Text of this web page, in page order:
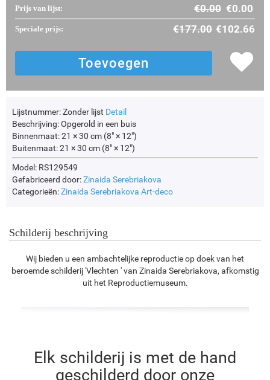
Prijs van lijst: €0.00 €0.00
Speciale prijs: €177.00 €102.66
Lijstnummer:Zonder lijst Detail
Beschrijving:Opgerold in een buis
Binnenmaat:21 × 30 cm (8" × 12")
Buitenmaat:21 × 30 cm (8" × 12")
Model: RS129549
Gefabriceerd door:Zinaida Serebriakova
Categorieën:Zinaida Serebriakova Art-deco
Schilderij beschrijving
Wij bieden u een ambachtelijke reproductie op doek van het
beroemde schilderij 'Vlechten ' van Zinaida Serebriakova, afkomstig
uit het Reproductiemuseum.
Elk schilderij is met de hand
geschilderd door onze